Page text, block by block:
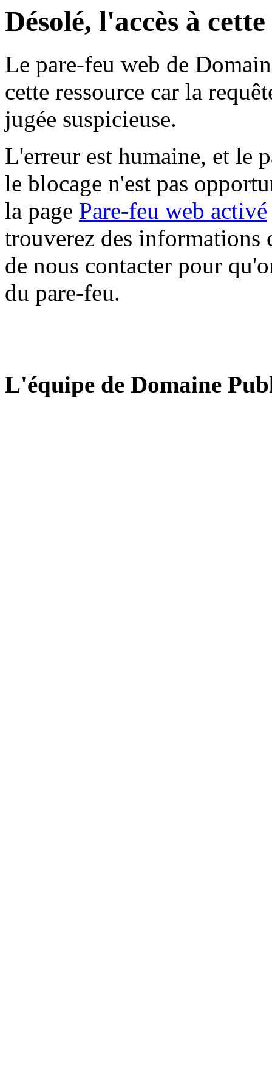
Désolé, l'accès à
Le pare-feu web de
cette ressource car la
jugée suspicieuse.
L'erreur est humaine, et le
le blocage n'est pas
la page Pare-feu web activé
trouverez des informations
de nous contacter pour
du pare-feu.
L'équipe de Domaine